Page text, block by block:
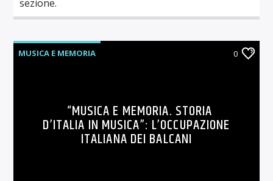
sezione.
MUSICA E MEMORIA 0
“MUSICA E MEMORIA. STORIA
D’ITALIA IN MUSICA”: L’OCCUPAZIONE
ITALIANA DEI BALCANI